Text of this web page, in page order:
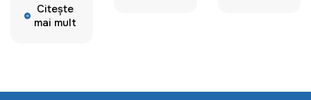
Citește
mai mult